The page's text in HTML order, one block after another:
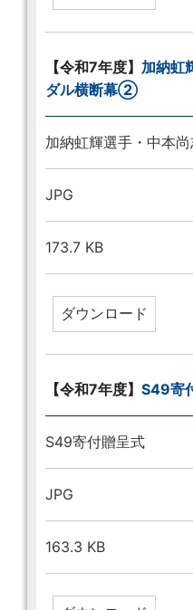
【令和7年度】 加納虹
ダル横断幕②
加納虹輝選手・中本
JPG
173.7 KB
【令和7年度】 S49寄
S49寄付贈呈式
JPG
163.3 KB